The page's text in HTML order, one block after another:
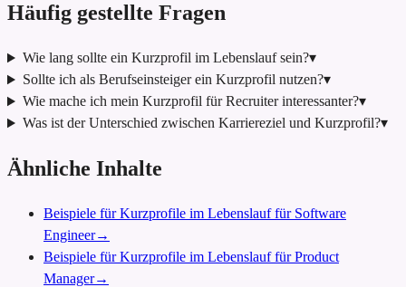
Häufig gestellte Fragen
Wie lang sollte ein Kurzprofil im Lebenslauf sein?▾
Sollte ich als Berufseinsteiger ein Kurzprofil nutzen?▾
Wie mache ich mein Kurzprofil für Recruiter interessanter?▾
Was ist der Unterschied zwischen Karriereziel und Kurzprofil?▾
Ähnliche Inhalte
Beispiele für Kurzprofile im Lebenslauf für Software
Engineer→
Beispiele für Kurzprofile im Lebenslauf für Product
Manager→